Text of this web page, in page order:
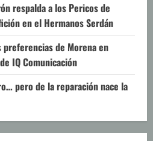
respalda a los Pericos de
en el Hermanos Serdán
preferencias de Morena en
IQ Comunicación
pero de la reparación nace la